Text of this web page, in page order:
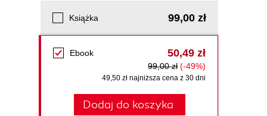
Książka 99,00 zł
Ebook 50,49 zł
99,00 zł (-49%)
49,50 zł najniższa cena z 30 dni
Dodaj do koszyka